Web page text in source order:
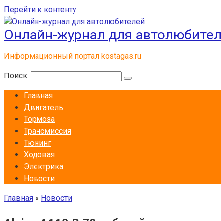
Перейти к контенту
Онлайн-журнал для
Информационный портал kostagas.ru
Поиск:
Главная
Двигатель
Тормоза
Трансмиссия
Тюнинг
Ходовая
Электрика
Новости
Главная » Новости